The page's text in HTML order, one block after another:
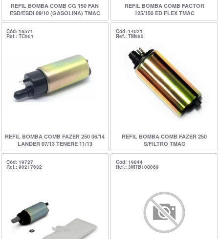
REFIL BOMBA COMB CG 150 FAN
ESD/ESDI 09/10 (GASOLINA) TMAC
REFIL BOMBA COMB FACTOR
125/150 ED FLEX TMAC
Cód: 16571
Ref.: TC901
REFIL BOMBA COMB FAZER 250 06/14
LANDER 07/13 TENERE 11/13
(GASOLINA/FLEX) TMAC
Cód: 14021
Ref.: TM985
REFIL BOMBA COMB FAZER 250
S/FILTRO TMAC
Cód: 19727
Ref.: 90217632
Cód: 19844
Ref.: 3MTB100069